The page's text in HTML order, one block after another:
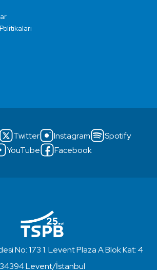
Twitter Instagram
Spotify
YouTube
Facebook
No: 173 1. Levent Plaza A Blok Kat: 4
34394 Levent/İstanbul